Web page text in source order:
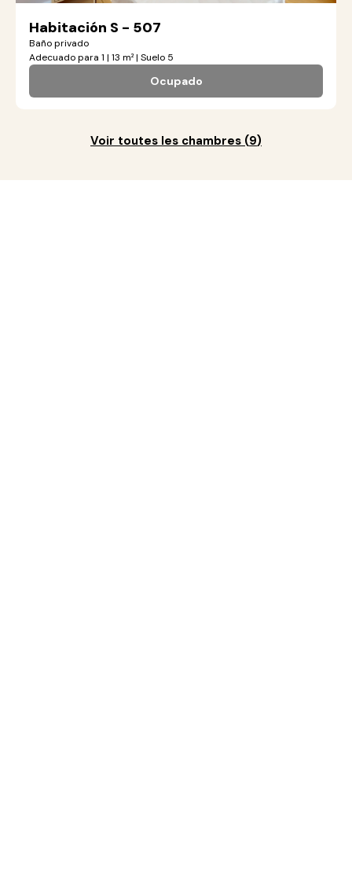
Habitación S - 507
Baño privado
Adecuado para 1 | 13 m² | Suelo 5
Ocupado
Voir toutes les chambres (9)